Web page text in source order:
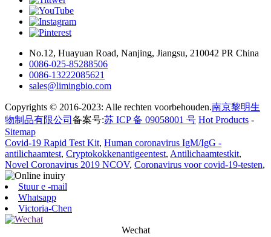
No.12, Huayuan Road, Nanjing, Jiangsu, 210042 PR China
0086-025-85288506
0086-13222085621
sales@limingbio.com
Copyrights © 2016-2023: Alle rechten voorbehouden.南京黎明生
物制品有限公司 备案号:苏 ICP 备 09058001 号 Hot Products -
Sitemap
Covid-19 Rapid Test Kit, Human coronavirus IgM/IgG -
antilichaamtest, Cryptokokkenantigeentest, Antilichaamtestkit,
Novel Coronavirus 2019 NCOV, Coronavirus voor covid-19-testen,
Stuur e -mail
Whatsapp
Victoria-Chen
Wechat